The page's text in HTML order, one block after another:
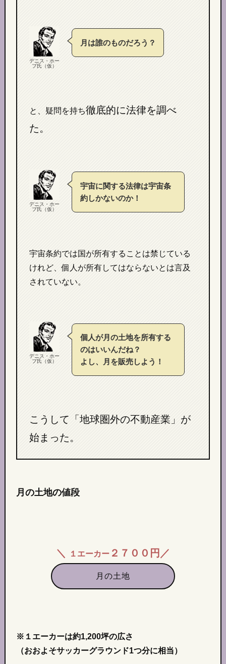
デニス・ホー
プ氏（仮）
月は誰のものだろう？
と、疑問を持ち徹底的に法律を調べ
た。
デニス・ホー
プ氏（仮）
宇宙に関する法律は宇宙条
約しかないのか！
宇宙条約では国が所有することは禁じている
けれど、個人が所有してはならないとは言及
されていない。
デニス・ホー
プ氏（仮）
個人が月の土地を所有する
のはいいんだね？
よし、月を販売しよう！
こうして「地球圏外の不動産業」が
始まった。
月の土地の値段
＼ １エーカー ２７００円／
月の土地
※１エーカーは約1,200坪の広さ
（おおよそサッカーグラウンド1つ分に相当）